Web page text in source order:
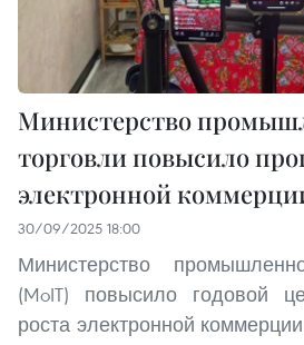
Министерство
торговли повысило
электронной
30/09/2025 18:00
Министерство
(MoIT) повысило годовой
роста электронной